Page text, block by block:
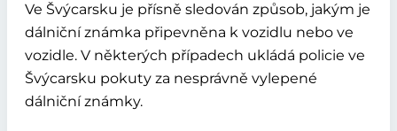
Ve Švýcarsku je přísně sledován způsob, jakým je
dálniční známka připevněna k vozidlu nebo ve
vozidle. V některých případech ukládá policie ve
Švýcarsku pokuty za nesprávně vylepené
dálniční známky.